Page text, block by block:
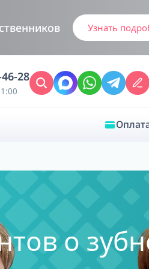
Узнать
28
Обследование у ЛОР-
Врачебный консилиум
Диагностика
о